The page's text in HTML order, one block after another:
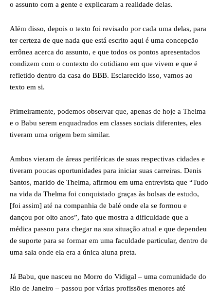
o assunto com a gente e explicaram a realidade delas.
Além disso, depois o texto foi revisado por cada uma delas, para
ter certeza de que nada que está escrito aqui é uma concepção
errônea acerca do assunto, e que todos os pontos apresentados
condizem com o contexto do cotidiano em que vivem e que é
refletido dentro da casa do BBB. Esclarecido isso, vamos ao
texto em si.
Primeiramente, podemos observar que, apenas de hoje a Thelma
e o Babu serem enquadrados em classes sociais diferentes, eles
tiveram uma origem bem similar.
Ambos vieram de áreas periféricas de suas respectivas cidades e
tiveram poucas oportunidades para iniciar suas carreiras. Denis
Santos, marido de Thelma, afirmou em uma entrevista que “Tudo
na vida da Thelma foi conquistado graças às bolsas de estudo,
[foi assim] até na companhia de balé onde ela se formou e
dançou por oito anos”, fato que mostra a dificuldade que a
médica passou para chegar na sua situação atual e que dependeu
de suporte para se formar em uma faculdade particular, dentro de
uma sala onde ela era a única aluna preta.
Já Babu, que nasceu no Morro do Vidigal – uma comunidade do
Rio de Janeiro – passou por várias profissões menores até